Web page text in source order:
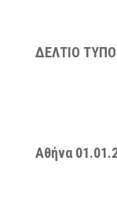
ΔΕΛΤΙΟ
Αθήνα